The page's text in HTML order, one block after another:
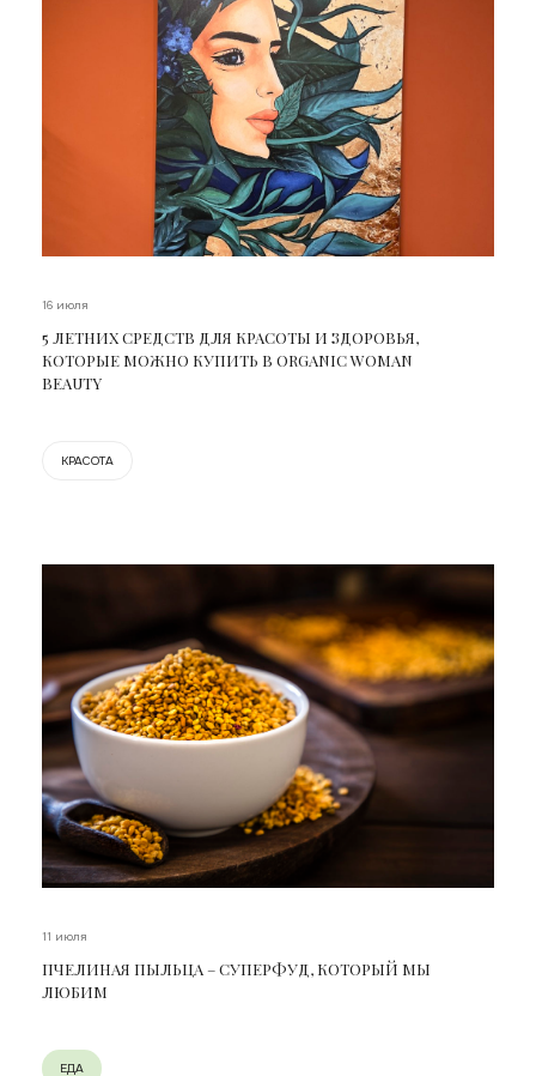
16 июля
5 ЛЕТНИХ СРЕДСТВ ДЛЯ КРАСОТЫ И ЗДОРОВЬЯ,
КОТОРЫЕ МОЖНО КУПИТЬ В ORGANIC WOMAN
BEAUTY
КРАСОТА
11 июля
ПЧЕЛИНАЯ ПЫЛЬЦА – СУПЕРФУД, КОТОРЫЙ МЫ
ЛЮБИМ
ЕДА